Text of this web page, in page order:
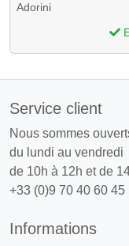
Adorini
Service client
Nous sommes
du lundi au vendredi
de 10h à 12h et de
+33 (0)9 70 40 60 45
Informations